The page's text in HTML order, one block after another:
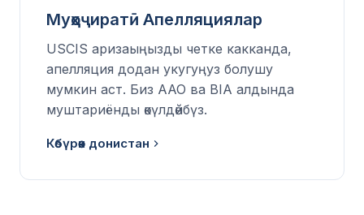
Муҳоҷиратӣ Апелляциялар
USCIS аризаыңызды четке какканда,
апелляция додан укугуңуз болушу
мумкин аст. Биз AAO ва BIA алдында
муштариёнды өкүлдөйбүз.
Көбүрөөк донистан